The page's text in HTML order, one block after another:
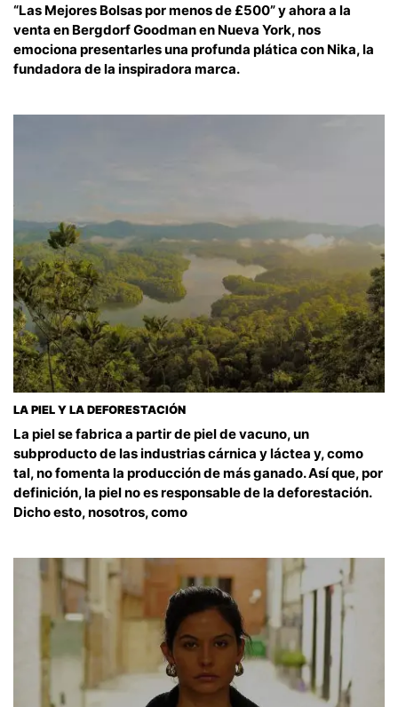
“Las Mejores Bolsas por menos de £500” y ahora a la
venta en Bergdorf Goodman en Nueva York, nos
emociona presentarles una profunda plática con Nika, la
fundadora de la inspiradora marca.
LA PIEL Y LA DEFORESTACIÓN
La piel se fabrica a partir de piel de vacuno, un
subproducto de las industrias cárnica y láctea y, como
tal, no fomenta la producción de más ganado. Así que, por
definición, la piel no es responsable de la deforestación.
Dicho esto, nosotros, como